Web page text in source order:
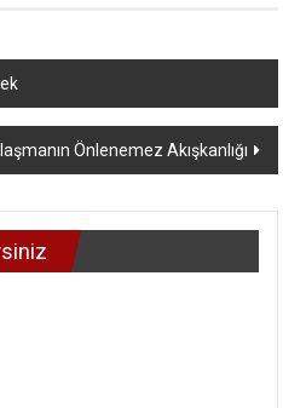
Önlenemez Akışkanlığı